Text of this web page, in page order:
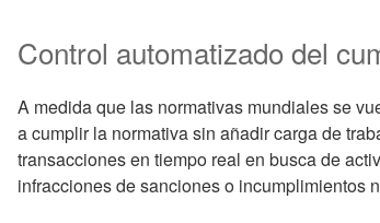
Control automatizado del
A medida que las normativas mundiales se
a cumplir la normativa sin añadir carga de
transacciones en tiempo real en busca de
infracciones de sanciones o incumplimientos